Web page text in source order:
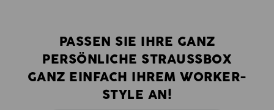
PASSEN SIE IHRE GANZ
PERSÖNLICHE STRAUSSBOX
GANZ EINFACH IHREM WORKER-
STYLE AN!